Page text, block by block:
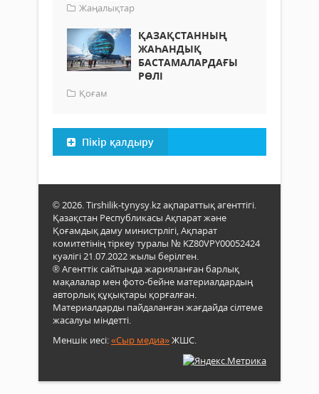
Жаңалықтар
ҚАЗАҚСТАННЫҢ
ЖАҺАНДЫҚ
БАСТАМАЛАРДАҒЫ
РӨЛІ
Қоғам
Пікір қалдыру
© 2026. Tirshilik-tynysy.kz ақпараттық агенттігі.
Қазақстан Республикасы Ақпарат және
Қоғамдық даму министрлігі, Ақпарат
комитетінің тіркеу туралы № KZ80VPY00052424
куәлігі 21.07.2022 жылы берілген.
® Агенттік сайтында жарияланған барлық
мақалалар мен фото-бейне материалдардың
авторлық құқықтары қорғалған.
Материалдарды пайдаланған жағдайда сілтеме
жасалуы міндетті.
Меншік иесі:«Сыр медиа»ЖШС.